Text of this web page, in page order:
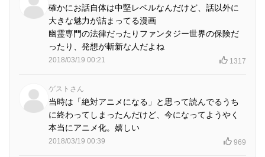
確かにお話自体は中堅レベルなんだけど、話以外に
大きな魅力が詰まってる漫画
幽霊専門の法律だったりファンタジー世界の保険だ
ったり、発想が斬新な人だよね
2018/03/19 00:21 1317
ゲストさん
当時は「絶対アニメになる」と思って読んでるうち
に終わってしまったんだけど、今になってようやく
本当にアニメ化。嬉しい
2018/03/19 00:39 969